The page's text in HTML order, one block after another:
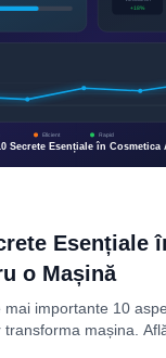
Esențiale
o Mașină
mai importante 10
mașina.